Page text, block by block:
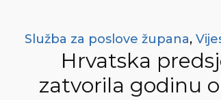
Služba za poslove župana,
Hrvatska
zatvorila godinu